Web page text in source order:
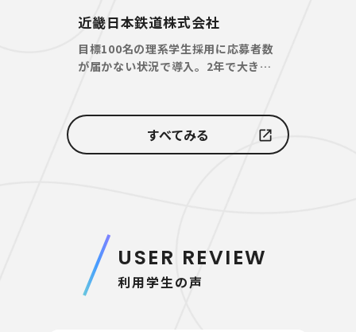
近畿日本鉄道株式会社
目標100名の理系学生採用に応募者数
が届かない状況で導入。2年で大きな
すべてみる
USER REVIEW
利用学生の声